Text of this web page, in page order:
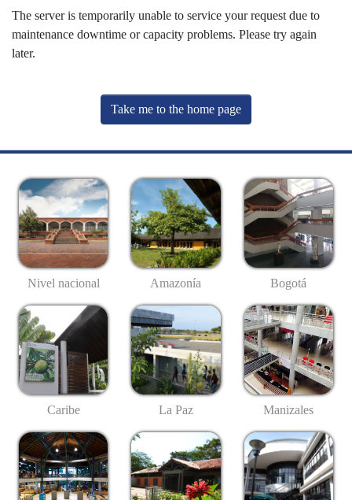
The server is temporarily unable to service your request due to
maintenance downtime or capacity problems. Please try again
later.
Take me to the home page
Nivel nacional Amazonía Bogotá
Caribe La Paz Manizales